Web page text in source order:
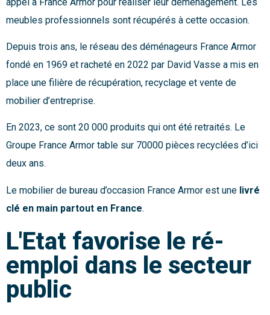
meubles professionnels sont récupérés à cette occasion.
Depuis trois ans, le réseau des déménageurs France Armor
fondé en 1969 et racheté en 2022 par David Vasse a mis en
place une filière de récupération, recyclage et vente de
mobilier d’entreprise.
En 2023, ce sont 20 000 produits qui ont été retraités. Le
Groupe France Armor table sur 70000 pièces recyclées d’ici
deux ans.
Le mobilier de bureau d’occasion France Armor est une livré
clé en main partout en France.
L'Etat favorise le ré-
emploi dans le secteur
public